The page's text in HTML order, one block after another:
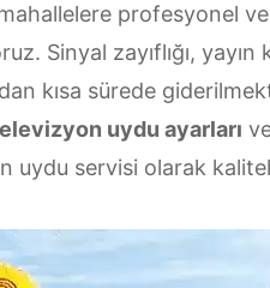
profesyonel
Sinyal zayıflığı,
kısa sürede
uydu ayarları
uydu servisi olarak